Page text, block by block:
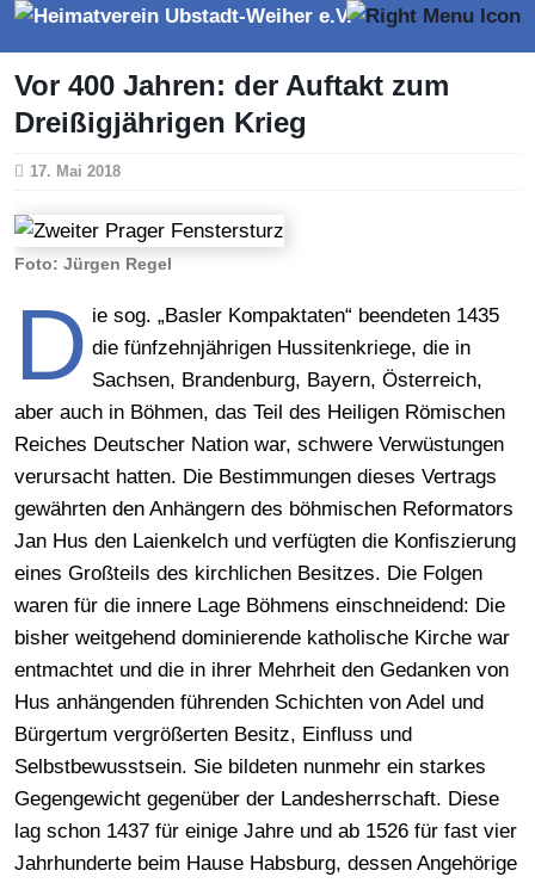
Vor 400 Jahren: der Auftakt zum
Dreißigjährigen Krieg
17. Mai 2018
Foto: Jürgen Regel
D ie sog. „Basler Kompaktaten“ beendeten 1435
die fünfzehnjährigen Hussitenkriege, die in
Sachsen, Brandenburg, Bayern, Österreich,
aber auch in Böhmen, das Teil des Heiligen Römischen
Reiches Deutscher Nation war, schwere Verwüstungen
verursacht hatten. Die Bestimmungen dieses Vertrags
gewährten den Anhängern des böhmischen Reformators
Jan Hus den Laienkelch und verfügten die Konfiszierung
eines Großteils des kirchlichen Besitzes. Die Folgen
waren für die innere Lage Böhmens einschneidend: Die
bisher weitgehend dominierende katholische Kirche war
entmachtet und die in ihrer Mehrheit den Gedanken von
Hus anhängenden führenden Schichten von Adel und
Bürgertum vergrößerten Besitz, Einfluss und
Selbstbewusstsein. Sie bildeten nunmehr ein starkes
Gegengewicht gegenüber der Landesherrschaft. Diese
lag schon 1437 für einige Jahre und ab 1526 für fast vier
Jahrhunderte beim Hause Habsburg, dessen Angehörige